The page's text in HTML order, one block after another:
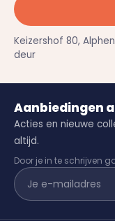
Keizershof 80,
deur
Aanbiedingen
Acties en nieuwe
altijd.
Door je in te schrijven